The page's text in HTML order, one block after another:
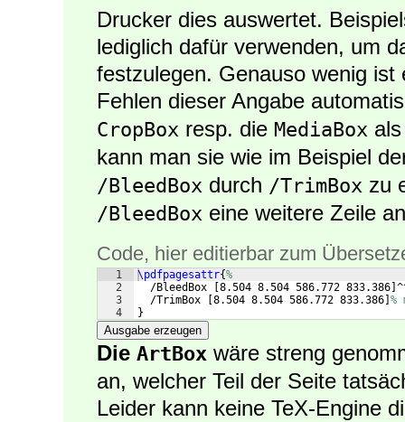
Drucker dies auswertet.
lediglich dafür verwenden, um
festzulegen. Genauso wenig
Fehlen dieser Angabe
CropBox resp. die MediaBox
kann man sie wie im Beispiel
/BleedBox durch /TrimBox zu
/BleedBox eine weitere Zeile
Code, hier editierbar zum
1
2
3
4
\pdfpagesattr{%
  /BleedBox
8.504 8.504 586.772 833.386
  /TrimBox
8.504 8.504 586.772 833.386 %
}
Ausgabe erzeugen
Die ArtBox wäre streng
an, welcher Teil der Seite
Leider kann keine TeX-Engine